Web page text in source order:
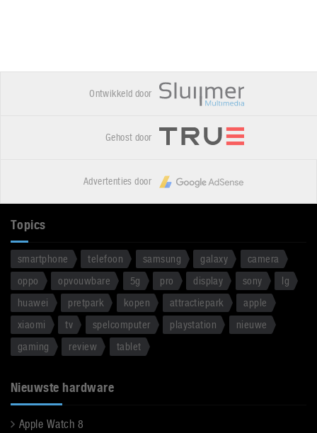
Ontwikkeld door
Gehost door
Advertenties door
Topics
smartphone telefoon samsung galaxy
camera
oppo
opvouwbare 5g pro display sony
lg
huawei
pretpark kopen attractiepark
apple
xiaomi
tv spelcomputer playstation
nieuwe
gaming
review tablet
Nieuwste hardware
Apple Watch 8